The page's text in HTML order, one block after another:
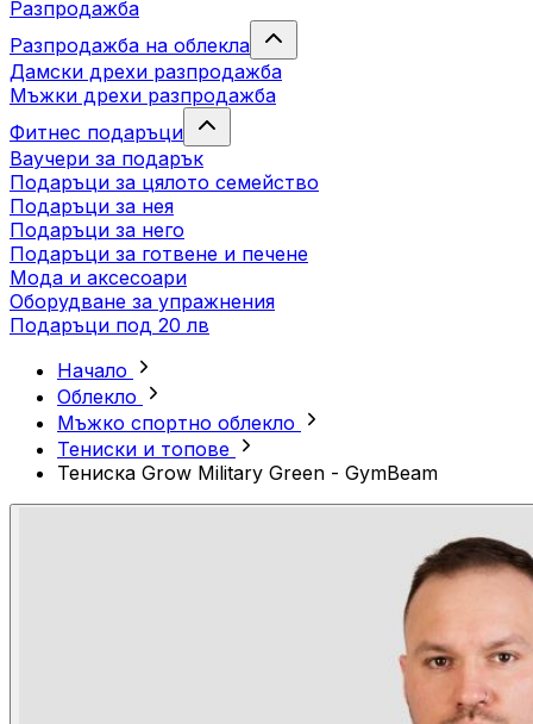
Разпродажба
Разпродажба на облекла
Дамски дрехи разпродажба
Мъжки дрехи разпродажба
Фитнес подаръци
Ваучери за подарък
Подаръци за цялото семейство
Подаръци за нея
Подаръци за него
Подаръци за готвене и печене
Мода и аксесоари
Оборудване за упражнения
Подаръци под 20 лв
Начало
Облекло
Мъжко спортно облекло
Тениски и топове
Тениска Grow Military Green - GymBeam